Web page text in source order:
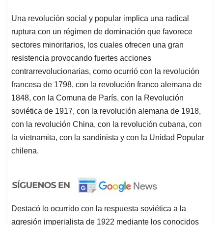
Una revolución social y popular implica una radical
ruptura con un régimen de dominación que favorece
sectores minoritarios, los cuales ofrecen una gran
resistencia provocando fuertes acciones
contrarrevolucionarias, como ocurrió con la revolución
francesa de 1798, con la revolución franco alemana de
1848, con la Comuna de París, con la Revolución
soviética de 1917, con la revolución alemana de 1918,
con la revolución China, con la revolución cubana, con
la vietnamita, con la sandinista y con la Unidad Popular
chilena.
Destacó lo ocurrido con la respuesta soviética a la
agresión imperialista de 1922 mediante los conocidos